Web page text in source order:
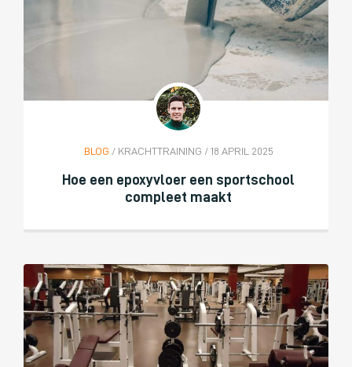
BLOG / KRACHTTRAINING / 18 APRIL 2025
Hoe een epoxyvloer een sportschool
compleet maakt